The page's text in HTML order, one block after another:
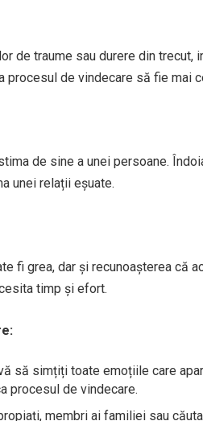
de traume sau durere din
de vindecare să fie mai
de sine a unei persoane.
unei relații eșuate.
fi grea, dar și recunoașterea că
timp și efort.
să simțiți toate emoțiile care
procesul de vindecare.
membri ai familiei sau